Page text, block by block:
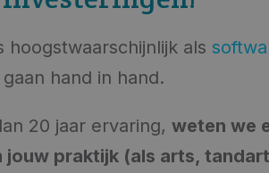
hoogstwaarschijnlijk als
hand in hand.
20 jaar ervaring, weten we
jouw praktijk (als arts,